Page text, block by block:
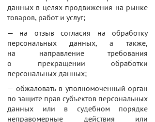
данных в целях продвижения на рынке
товаров, работ и услуг;
— на отзыв согласия на обработку
персональных данных, а также,
на направление требования
о прекращении обработки
персональных данных;
— обжаловать в уполномоченный орган
по защите прав субъектов персональных
данных или в судебном порядке
неправомерные действия или